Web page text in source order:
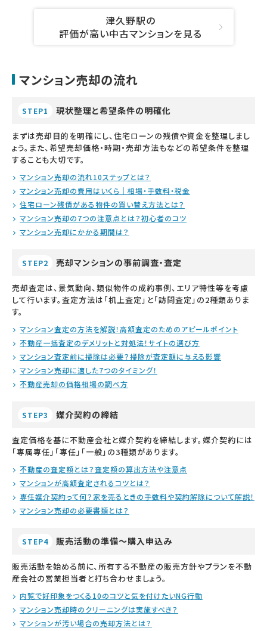
津久野駅の
評価が高い中古マンションを見る
マンション売却の流れ
STEP1 現状整理と希望条件の明確化
まずは売却目的を明確にし、住宅ローンの残債や資金を整理しまし
ょう。また、希望売却価格・時期・売却方法もなどの希望条件を整理
することも大切です。
マンション売却の流れ10ステップとは？
マンション売却の費用はいくら｜相場・手数料・税金
住宅ローン残債がある物件の買い替え方法とは？
マンション売却の7つの注意点とは？初心者のコツ
マンション売却にかかる期間は？
STEP2 売却マンションの事前調査・査定
売却査定は、景気動向、類似物件の成約事例、エリア特性等を考慮
して行います。査定方法は「机上査定」と「訪問査定」の2種類ありま
す。
マンション査定の方法を解説！高額査定のためのアピールポイント
不動産一括査定のデメリットと対処法！サイトの選び方
マンション査定前に掃除は必要？掃除が査定額に与える影響
マンション売却に適した7つのタイミング！
不動産売却の価格相場の調べ方
STEP3 媒介契約の締結
査定価格を基に不動産会社と媒介契約を締結します。媒介契約には
「専属専任」「専任」「一般」の3種類があります。
不動産の査定額とは？査定額の算出方法や注意点
マンションが高額査定されるコツとは？
専任媒介契約って何？家を売るときの手数料や契約解除について解説！
マンション売却の必要書類とは？
STEP4 販売活動の準備～購入申込み
販売活動を始める前に、所有する不動産の販売方針やプランを不動
産会社の営業担当者と打ち合わせましょう。
内覧で好印象をつくる10のコツと気を付けたいNG行動
マンション売却時のクリーニングは実施すべき？
マンションが汚い場合の売却方法とは？